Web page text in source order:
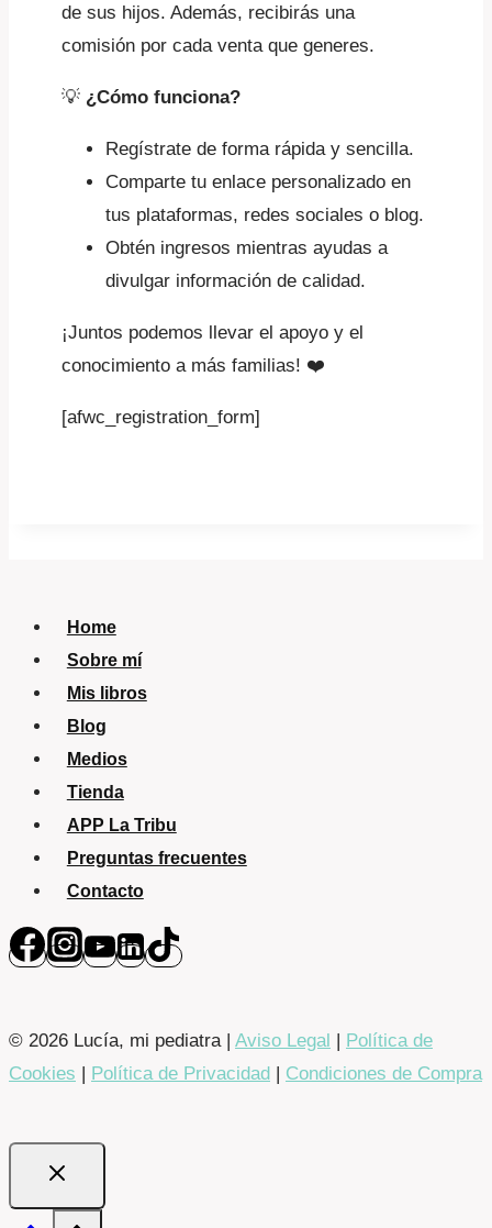
de sus hijos. Además, recibirás una
comisión por cada venta que generes.
💡 ¿Cómo funciona?
Regístrate de forma rápida y sencilla.
Comparte tu enlace personalizado en
tus plataformas, redes sociales o blog.
Obtén ingresos mientras ayudas a
divulgar información de calidad.
¡Juntos podemos llevar el apoyo y el
conocimiento a más familias! ❤️
[afwc_registration_form]
Home
Sobre mí
Mis libros
Blog
Medios
Tienda
APP La Tribu
Preguntas frecuentes
Contacto
© 2026 Lucía, mi pediatra | Aviso Legal | Política de
Cookies | Política de Privacidad | Condiciones de Compra